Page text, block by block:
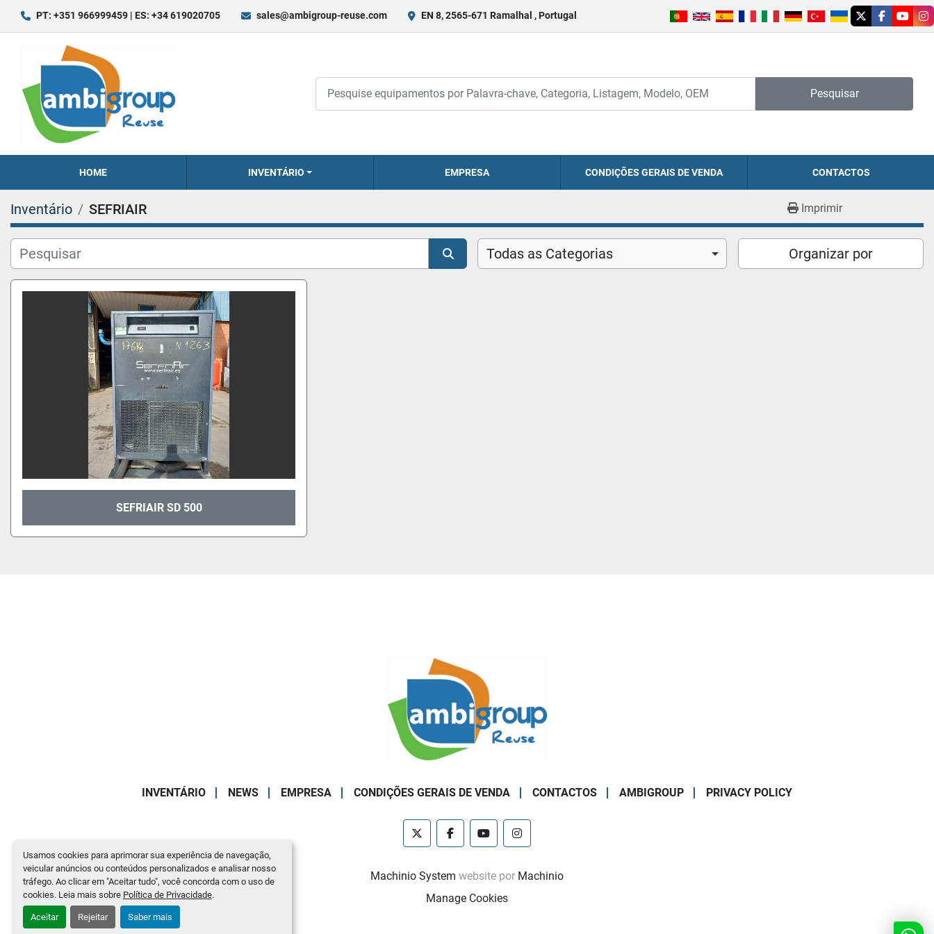
Usamos cookies para aprimorar sua experiência de navegação,
veicular anúncios ou conteúdos personalizados e analisar nosso
tráfego. Ao clicar em "Aceitar tudo", você concorda com o uso de
cookies. Leia mais sobre Política de Privacidade.
Aceitar Rejeitar Saber mais
PT: +351 966999459 | ES: +34 619020705 sales@ambigroup-reuse.com EN 8, 2565-671 Ramalhal , Portugal
twitterfacebook
Pesquisar
HOME INVENTÁRIO EMPRESA CONDIÇÕES GERAIS DE VENDA CONTACTOS
Inventário SEFRIAIR Imprimir
Todas as Categorias Organizar por
SEFRIAIR SD 500
INVENTÁRIO NEWS EMPRESA CONDIÇÕES GERAIS DE VENDA CONTACTOS AMBIGROUP PRIVACY POLICY
twitter facebookyoutubeinstagram
Machinio System website por Machinio
Manage Cookies